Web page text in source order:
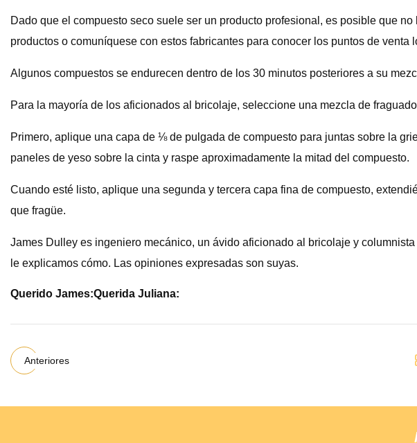
Dado que el compuesto seco suele ser un producto profesional, es posible que
productos o comuníquese con estos fabricantes para conocer los puntos de venta
Algunos compuestos se endurecen dentro de los 30 minutos posteriores a su
Para la mayoría de los aficionados al bricolaje, seleccione una mezcla de
Primero, aplique una capa de ⅛ de pulgada de compuesto para juntas sobre la
paneles de yeso sobre la cinta y raspe aproximadamente la mitad del compuesto.
Cuando esté listo, aplique una segunda y tercera capa fina de compuesto,
que fragüe.
James Dulley es ingeniero mecánico, un ávido aficionado al bricolaje y
le explicamos cómo. Las opiniones expresadas son suyas.
Querido James:Querida Juliana:
Anteriores